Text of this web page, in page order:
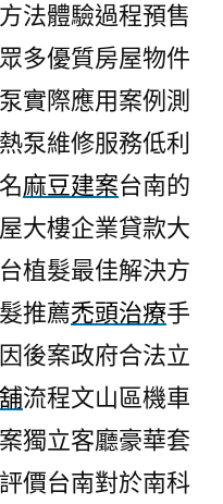
法體驗過程預售
眾多優質房屋物件
實際應用案例測
泵維修服務低利
麻豆建案台南的
大樓企業貸款大
植髮最佳解決方
推薦禿頭治療手
後案政府合法立
流程文山區機車
獨立客廳豪華套
價台南對於南科